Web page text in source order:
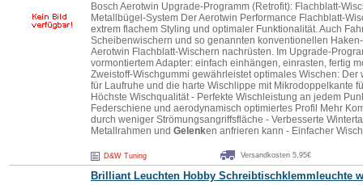
Bosch Aerotwin Upgrade-Programm (Retrofit): Flachblatt-
Metallbügel-System Der Aerotwin Performance Flachblatt-
extrem flachem Styling und optimaler Funktionalität. Auch
Scheibenwischern und so genannten konventionellen
Aerotwin Flachblatt-Wischern nachrüsten. Im Upgrade-
vormontiertem Adapter: einfach einhängen, einrasten, fertig
Zweistoff-Wischgummi gewährleistet optimales Wischen:
für Laufruhe und die harte Wischlippe mit Mikrodoppelkante
Höchste Wischqualität - Perfekte Wischleistung an jedem
Federschiene und aerodynamisch optimiertes Profil Mehr
durch weniger Strömungsangriffsfläche - Verbesserte
Metallrahmen und Gelenken anfrieren kann - Einfacher
D&W Tuning Versandkosten 5,95€
Brilliant Leuchten Hobby Schreibtischklemmleuchte